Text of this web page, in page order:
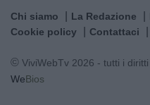
Chi siamo La Redazione
Cookie policy
Contattaci
© ViviWebTv 2026 - tutti i
WeBios